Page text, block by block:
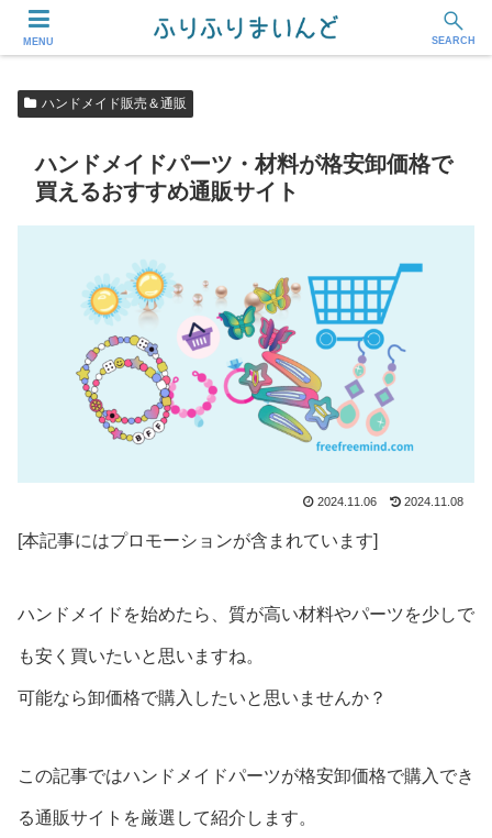
フリーランス・副業ワーカー応援メディア
ハンドメイド販売＆通販
ハンドメイドパーツ・材料が格安卸価格で
買えるおすすめ通販サイト
2024.11.06 2024.11.08
[本記事にはプロモーションが含まれています]
ハンドメイドを始めたら、質が高い材料やパーツを少しで
も安く買いたいと思いますね。
可能なら卸価格で購入したいと思いませんか？
この記事ではハンドメイドパーツが格安卸価格で購入でき
る通販サイトを厳選して紹介します。
MENU SEARCH